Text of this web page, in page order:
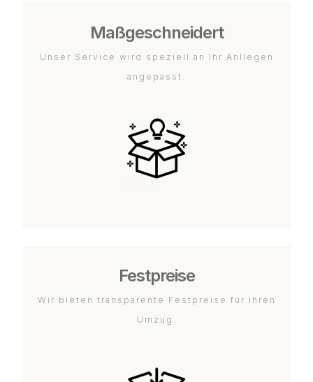
Maßgeschneidert
Unser Service wird speziell an Ihr Anliegen
angepasst.
Festpreise
Wir bieten transparente Festpreise für Ihren
Umzug.